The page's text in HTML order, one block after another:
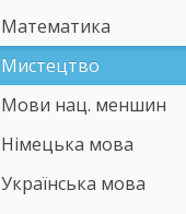
Математика
Мистецтво
Мови нац. меншин
Німецька мова
Українська мова